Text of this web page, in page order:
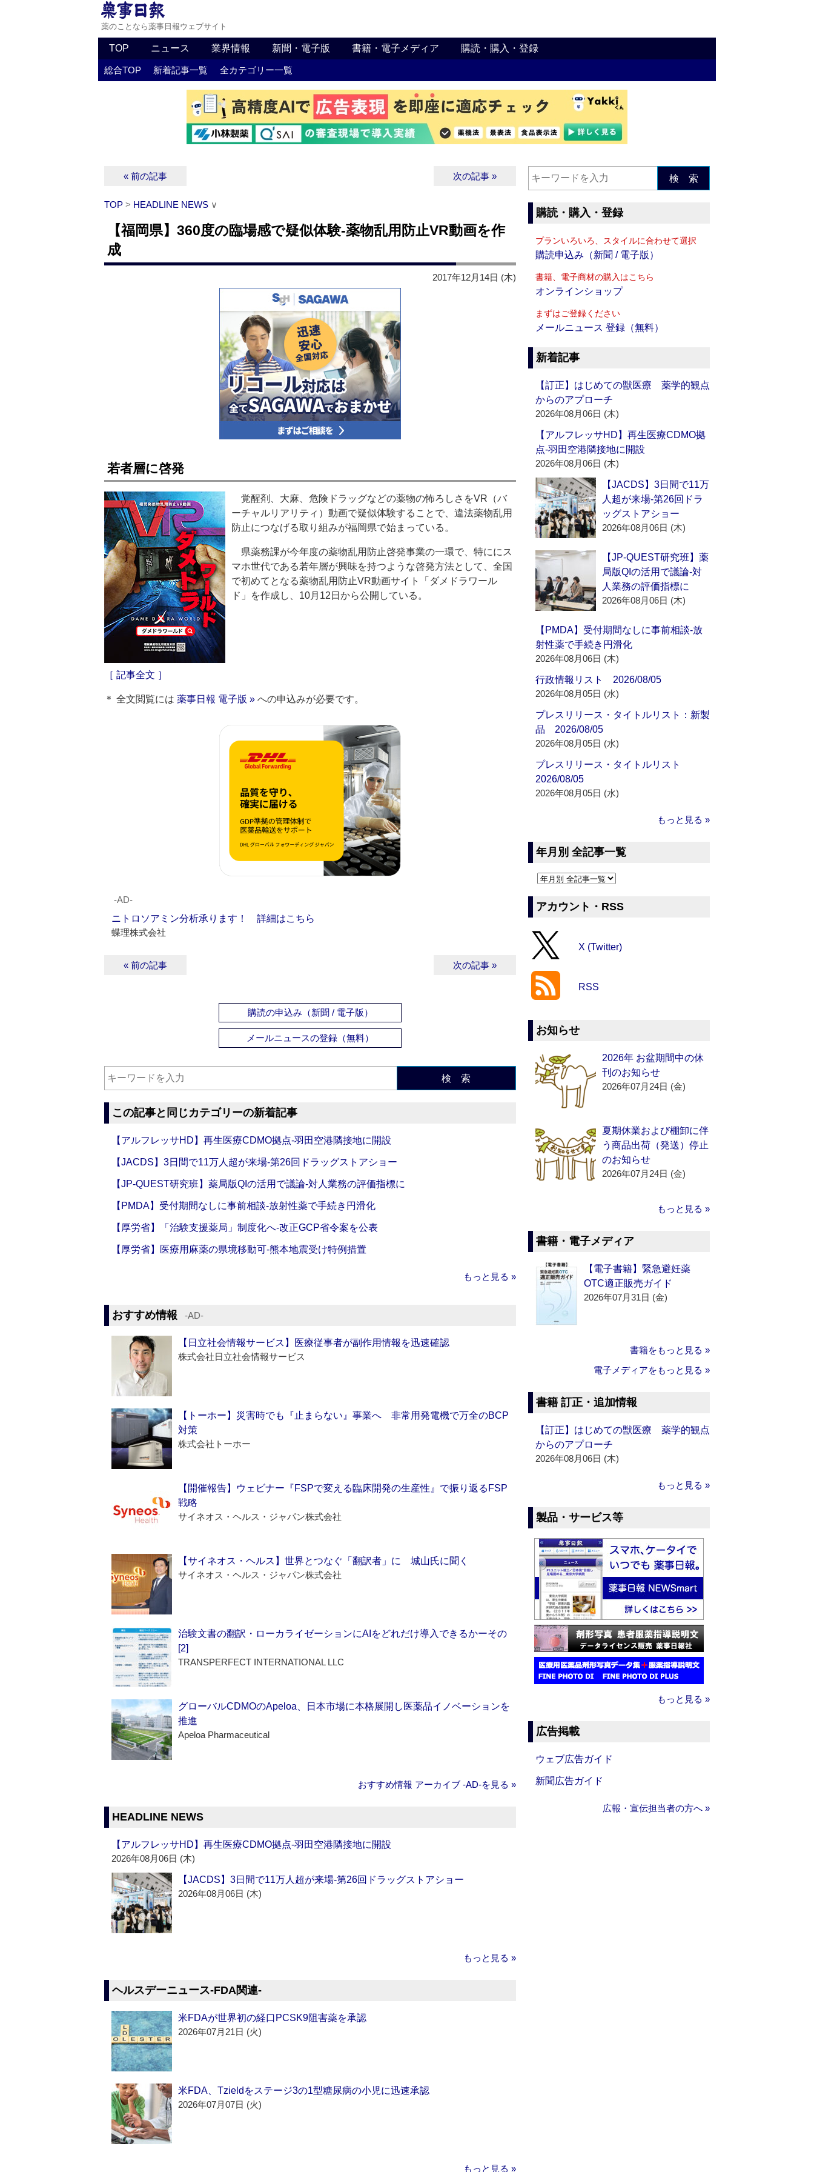
薬のことなら薬事日報ウェブサイト
TOP ニュース 業界情報 新聞・電子版 書籍・電子メディア 購読・購入・登録
総合TOP 新着記事一覧 全カテゴリー一覧
« 前の記事 次の記事 »
TOP > HEADLINE NEWS ∨
【福岡県】360度の臨場感で疑似体験‐薬物乱用防止VR動画を作
成
2017年12月14日 (木)
若者層に啓発
覚醒剤、大麻、危険ドラッグなどの薬物の怖ろしさをVR（バ
ーチャルリアリティ）動画で疑似体験することで、違法薬物乱用
防止につなげる取り組みが福岡県で始まっている。
県薬務課が今年度の薬物乱用防止啓発事業の一環で、特ににス
マホ世代である若年層が興味を持つような啓発方法として、全国
で初めてとなる薬物乱用防止VR動画サイト「ダメドラワール
ド」を作成し、10月12日から公開している。
［ 記事全文 ］
＊ 全文閲覧には 薬事日報 電子版 » への申込みが必要です。
‐AD‐
ニトロソアミン分析承ります！ 詳細はこちら
蝶理株式会社
« 前の記事 次の記事 »
購読の申込み（新聞 / 電子版）
メールニュースの登録（無料）
検 索
この記事と同じカテゴリーの新着記事
【アルフレッサHD】再生医療CDMO拠点‐羽田空港隣接地に開設
【JACDS】3日間で11万人超が来場‐第26回ドラッグストアショー
【JP-QUEST研究班】薬局版QIの活用で議論‐対人業務の評価指標に
【PMDA】受付期間なしに事前相談‐放射性薬で手続き円滑化
【厚労省】「治験支援薬局」制度化へ‐改正GCP省令案を公表
【厚労省】医療用麻薬の県境移動可‐熊本地震受け特例措置
もっと見る »
おすすめ情報 ‐AD‐
【日立社会情報サービス】医療従事者が副作用情報を迅速確認
株式会社日立社会情報サービス
【トーホー】災害時でも『止まらない』事業へ 非常用発電機で万全のBCP
対策
株式会社トーホー
【開催報告】ウェビナー『FSPで変える臨床開発の生産性』で振り返るFSP
戦略
サイネオス・ヘルス・ジャパン株式会社
【サイネオス・ヘルス】世界とつなぐ「翻訳者」に 城山氏に聞く
サイネオス・ヘルス・ジャパン株式会社
治験文書の翻訳・ローカライゼーションにAIをどれだけ導入できるかーその
[2]
TRANSPERFECT INTERNATIONAL LLC
グローバルCDMOのApeloa、日本市場に本格展開し医薬品イノベーションを
推進
Apeloa Pharmaceutical
おすすめ情報 アーカイブ ‐AD‐を見る »
HEADLINE NEWS
【アルフレッサHD】再生医療CDMO拠点‐羽田空港隣接地に開設
2026年08月06日 (木)
【JACDS】3日間で11万人超が来場‐第26回ドラッグストアショー
2026年08月06日 (木)
もっと見る »
ヘルスデーニュース‐FDA関連‐
米FDAが世界初の経口PCSK9阻害薬を承認
2026年07月21日 (火)
米FDA、Tzieldをステージ3の1型糖尿病の小児に迅速承認
2026年07月07日 (火)
もっと見る »
検 索
購読・購入・登録
プランいろいろ、スタイルに合わせて選択
購読申込み（新聞 / 電子版）
書籍、電子商材の購入はこちら
オンラインショップ
まずはご登録ください
メールニュース 登録（無料）
新着記事
【訂正】はじめての獣医療 薬学的観点
からのアプローチ
2026年08月06日 (木)
【アルフレッサHD】再生医療CDMO拠
点‐羽田空港隣接地に開設
2026年08月06日 (木)
【JACDS】3日間で11万
人超が来場‐第26回ドラ
ッグストアショー
2026年08月06日 (木)
【JP-QUEST研究班】薬
局版QIの活用で議論‐対
人業務の評価指標に
2026年08月06日 (木)
【PMDA】受付期間なしに事前相談‐放
射性薬で手続き円滑化
2026年08月06日 (木)
行政情報リスト 2026/08/05
2026年08月05日 (水)
プレスリリース・タイトルリスト：新製
品 2026/08/05
2026年08月05日 (水)
プレスリリース・タイトルリスト
2026/08/05
2026年08月05日 (水)
もっと見る »
年月別 全記事一覧
アカウント・RSS
X (Twitter)
RSS
お知らせ
2026年 お盆期間中の休
刊のお知らせ
2026年07月24日 (金)
夏期休業および棚卸に伴
う商品出荷（発送）停止
のお知らせ
2026年07月24日 (金)
もっと見る »
書籍・電子メディア
【電子書籍】緊急避妊薬
OTC適正販売ガイド
2026年07月31日 (金)
書籍をもっと見る »
電子メディアをもっと見る »
書籍 訂正・追加情報
【訂正】はじめての獣医療 薬学的観点
からのアプローチ
2026年08月06日 (木)
もっと見る »
製品・サービス等
もっと見る »
広告掲載
ウェブ広告ガイド
新聞広告ガイド
広報・宣伝担当者の方へ »